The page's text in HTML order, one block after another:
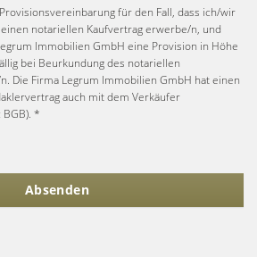
für den Fall, dass ich/wir
notariellen Kaufvertrag erwerbe/n, und
Immobilien GmbH eine Provision in Höhe
bei Beurkundung des notariellen
Die Firma Legrum Immobilien GmbH hat einen
auch mit dem Verkäufer
BGB). *
Absenden